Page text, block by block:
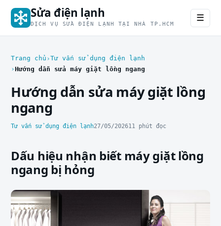
Sửa điện lạnh
DỊCH VỤ SỬA ĐIỆN LẠNH TẠI NHÀ TP.HCM
☰
Trang chủ Tư vấn sử dụng điện lạnh
Hướng dẫn sửa máy giặt lồng ngang
Hướng dẫn sửa máy giặt lồng
ngang
Tư vấn sử dụng điện lạnh27/05/202611 phút đọc
Dấu hiệu nhận biết máy giặt lồng
ngang bị hỏng